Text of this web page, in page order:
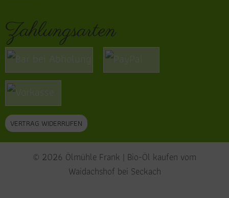
Zahlungsarten
VERTRAG WIDERRUFEN
© 2026 Ölmühle Frank | Bio-Öl kaufen vom
Waidachshof bei Seckach